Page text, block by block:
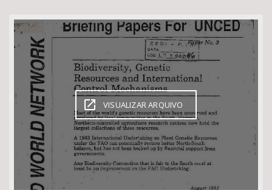
Subtema
Área de Levantamento
Área Protegida
VISUALIZAR ARQUIVO